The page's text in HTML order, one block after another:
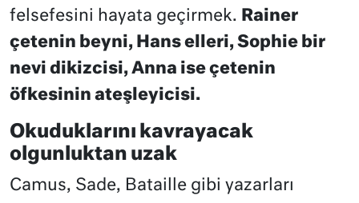
felsefesini hayata geçirmek. Rainer
çetenin beyni, Hans elleri, Sophie bir
nevi dikizcisi, Anna ise çetenin
öfkesinin ateşleyicisi.
Okuduklarını kavrayacak
olgunluktan uzak
Camus, Sade, Bataille gibi yazarları